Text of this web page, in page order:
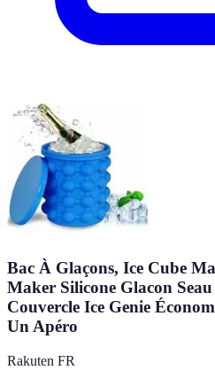
Bac À Glaçons, Ice Cube
Maker Silicone Glacon
Couvercle Ice Genie
Un Apéro
Rakuten FR